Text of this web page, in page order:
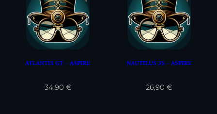
ATLANTIS GT – ASPIRE
34,90 €
NAUTILUS 3S – ASPIRE
26,90 €